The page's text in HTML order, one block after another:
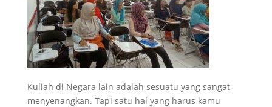
Kuliah di Negara lain adalah sesuatu yang sangat
menyenangkan. Tapi satu hal yang harus kamu